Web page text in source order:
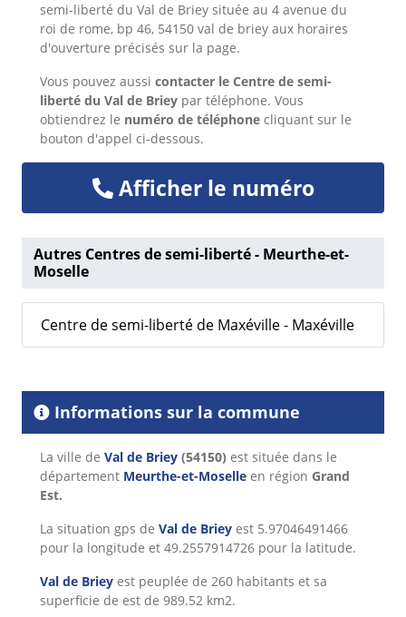
semi-liberté du Val de Briey située au 4 avenue du
roi de rome, bp 46, 54150 val de briey aux horaires
d'ouverture précisés sur la page.
Vous pouvez aussi contacter le Centre de semi-
liberté du Val de Briey par téléphone. Vous
obtiendrez le numéro de téléphone cliquant sur le
bouton d'appel ci-dessous.
Afficher le numéro
Autres Centres de semi-liberté - Meurthe-et-
Moselle
Centre de semi-liberté de Maxéville - Maxéville
Informations sur la commune
La ville de Val de Briey (54150) est située dans le
département Meurthe-et-Moselle en région Grand
Est.
La situation gps de Val de Briey est 5.97046491466
pour la longitude et 49.2557914726 pour la latitude.
Val de Briey est peuplée de 260 habitants et sa
superficie de est de 989.52 km2.